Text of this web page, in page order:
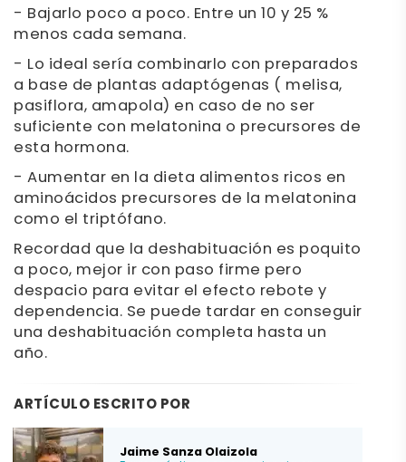
- Bajarlo poco a poco. Entre un 10 y 25 %
menos cada semana.
- Lo ideal sería combinarlo con preparados
a base de plantas adaptógenas ( melisa,
pasiflora, amapola) en caso de no ser
suficiente con melatonina o precursores de
esta hormona.
- Aumentar en la dieta alimentos ricos en
aminoácidos precursores de la melatonina
como el triptófano.
Recordad que la deshabituación es poquito
a poco, mejor ir con paso firme pero
despacio para evitar el efecto rebote y
dependencia. Se puede tardar en conseguir
una deshabituación completa hasta un
año.
ARTÍCULO ESCRITO POR
Jaime Sanza Olaizola